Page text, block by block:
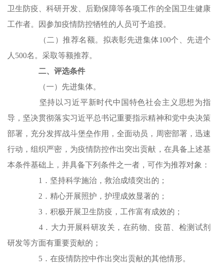
卫生防疫、科研开发、后勤保障等各项工作的全国卫生健康
工作者。因参加疫情防控牺牲的人员可予追授。
（二）推荐名额。拟表彰先进集体100个、先进个
人500名。采取等额推荐。
二、评选条件
（一）先进集体。
坚持以习近平新时代中国特色社会主义思想为指
导，坚决贯彻落实习近平总书记重要指示精神和党中央决策
部署，充分发挥战斗堡垒作用，全面动员，周密部署，迅速
行动，组织严密，为疫情防控作出突出贡献，在具备上述基
本条件基础上，并具备下列条件之一者，可作为推荐对象：
1．坚持科学施治，救治成绩突出的；
2．精心开展照护，护理成效显著的；
3．积极开展卫生防疫，工作富有成效的；
4．大力开展科研攻关，在药物、疫苗、检测试剂
研发等方面有重要贡献的；
5．在疫情防控中作出突出贡献的其他情形。